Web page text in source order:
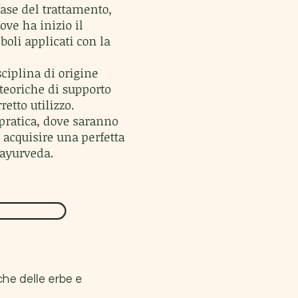
del trattamento,
ha inizio il
applicati con la
di origine
di supporto
utilizzo.
dove saranno
una perfetta
delle erbe e